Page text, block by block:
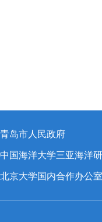
青岛市人民政府
中国海洋大学三亚海洋
北京大学国内合作办公室